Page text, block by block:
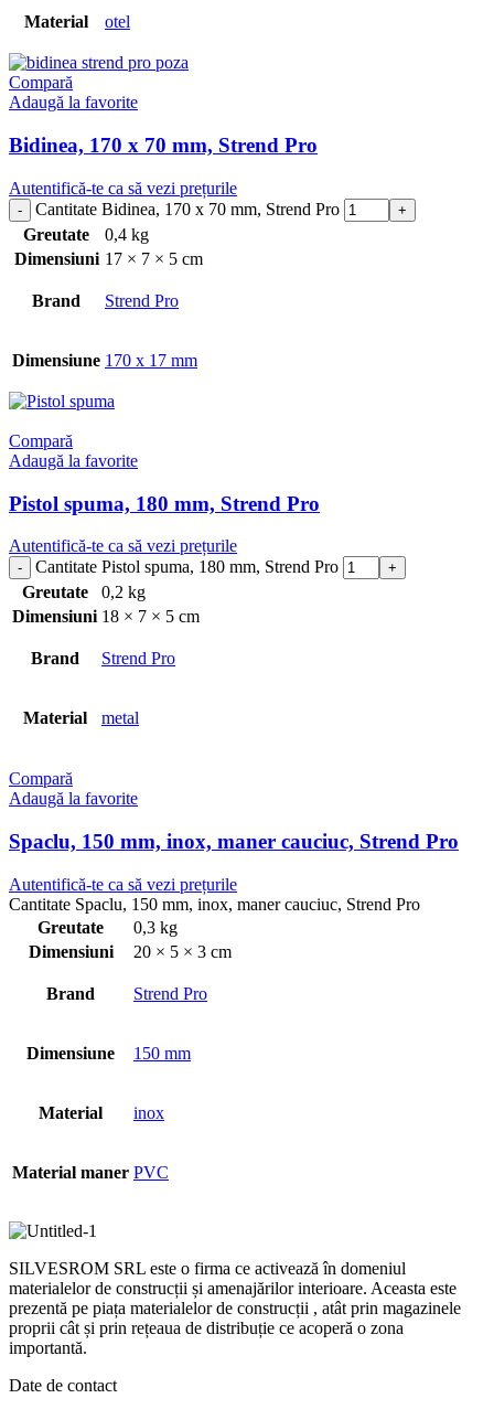
Material otel
Compară
Adaugă la favorite
Bidinea, 170 x 70 mm, Strend Pro
Autentifică-te ca să vezi prețurile
Cantitate Bidinea, 170 x 70 mm, Strend Pro
Greutate
0,4 kg
Dimensiuni 17 × 7 × 5 cm
Brand Strend Pro
Dimensiune 170 x 17 mm
Compară
Adaugă la favorite
Pistol spuma, 180 mm, Strend Pro
Autentifică-te ca să vezi prețurile
Cantitate Pistol spuma, 180 mm, Strend Pro
Greutate
0,2 kg
Dimensiuni 18 × 7 × 5 cm
Brand Strend Pro
Material metal
Compară
Adaugă la favorite
Spaclu, 150 mm, inox, maner cauciuc, Strend Pro
Autentifică-te ca să vezi prețurile
Cantitate Spaclu, 150 mm, inox, maner cauciuc, Strend Pro
Greutate
0,3 kg
Dimensiuni
20 × 5 × 3 cm
Brand Strend Pro
Dimensiune 150 mm
Material inox
Material maner PVC
SILVESROM SRL este o firma ce activează în domeniul
materialelor de construcții și amenajărilor interioare. Aceasta este
prezentă pe piața materialelor de construcții , atât prin magazinele
proprii cât și prin rețeaua de distribuție ce acoperă o zona
importantă.
Date de contact